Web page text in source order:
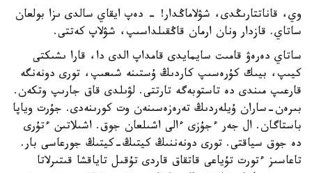
وي، قاناتتارىڭدى، شۋلاماڭدار! - دەپ ايقاي سالدى ىزا بولعان
ساتاي. قازدار ونان ارمان قاڭقىلداسىپ، شۋلاپ كەتتى.
ساتاي دەرەۋ قامىت سايمايدى قامداپ الدى دا، قارا ىشىكتى
كيىپ، بيىك كۇرەسىپ كاردىڭ ۇستىنە شىعىپ، تورى دونەنگە
قارعىپ مىندى دە تاستوبەگە تارتتى. لۋىلدى قاق جارىپ وتكەن.
بىرەن-ساران ۇيلەردىڭ تەرەزەسىنەن وت كورىنەدى. جۇرت وياپا
باستاگان. ال جەر ءجۇزى ءالى اشىلعان جوق. اشىلاتىن ءتۇرى
دە جوق سياقتى. تورى دونەننىڭ كيتىڭ-كيتىڭ جورعاسى بار.
تاعاسىز ءتورت تۇياعى قاتقاق قاردى تۇقىل تاياقشا قىتىرلاتا